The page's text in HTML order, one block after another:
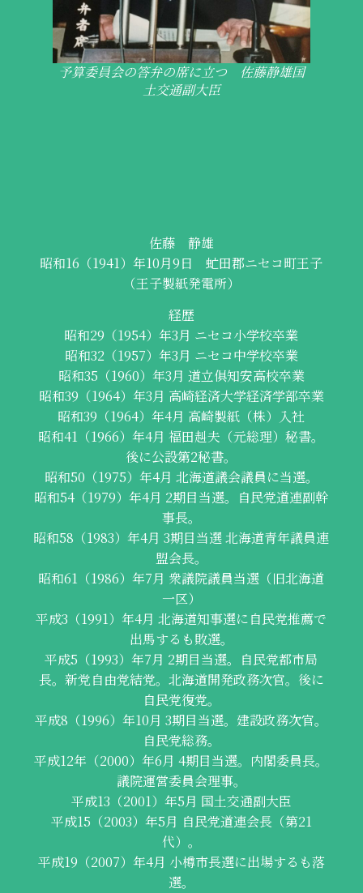
予算委員会の答弁の席に立つ 佐藤静雄国
土交通副大臣
佐藤 静雄
昭和16（1941）年10月9日 虻田郡ニセコ町王子
（王子製紙発電所）
経歴
昭和29（1954）年3月 ニセコ小学校卒業
昭和32（1957）年3月 ニセコ中学校卒業
昭和35（1960）年3月 道立俱知安高校卒業
昭和39（1964）年3月 高崎経済大学経済学部卒業
昭和39（1964）年4月 高崎製紙（株）入社
昭和41（1966）年4月 福田赳夫（元総理）秘書。
後に公設第2秘書。
昭和50（1975）年4月 北海道議会議員に当選。
昭和54（1979）年4月 2期目当選。自民党道連副幹
事長。
昭和58（1983）年4月 3期目当選 北海道青年議員連
盟会長。
昭和61（1986）年7月 衆議院議員当選（旧北海道
一区）
平成3（1991）年4月 北海道知事選に自民党推薦で
出馬するも敗選。
平成5（1993）年7月 2期目当選。自民党都市局
長。新党自由党結党。北海道開発政務次官。後に
自民党復党。
平成8（1996）年10月 3期目当選。建設政務次官。
自民党総務。
平成12年（2000）年6月 4期目当選。内閣委員長。
議院運営委員会理事。
平成13（2001）年5月 国土交通副大臣
平成15（2003）年5月 自民党道連会長（第21
代）。
平成19（2007）年4月 小樽市長選に出場するも落
選。